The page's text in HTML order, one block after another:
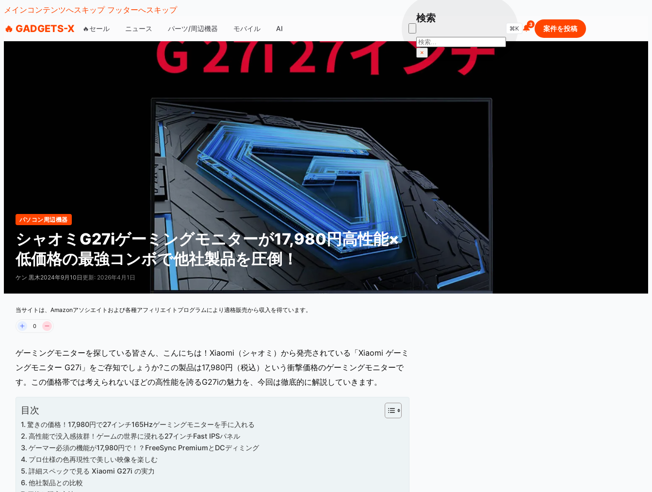
メインコンテンツへスキップ フッターへスキップ
🔥 GADGETS-X 🔥セール ニュース パーツ/周辺機器 モバイル AI
検索
検
索×
商品・セールを検索...
⌘K 🔔 案件を投稿
パソコン周辺機器
シャオミG27iゲーミングモニターが17,980円高性能×
低価格の最強コンボで他社製品を圧倒！
ケン 黒木2024年9月10日更新: 2026年4月1日
当サイトは、Amazonアソシエイトおよび各種アフィリエイトプログラムにより適格販売から収入を得ています。
0
ゲーミングモニターを探している皆さん、こんにちは！Xiaomi（シャオミ）から発売されている「Xiaomi ゲーミ
ングモニター G27i」をご存知でしょうか?この製品は17,980円（税込）という衝撃価格のゲーミングモニターで
す。この価格帯では考えられないほどの高性能を誇るG27iの魅力を、今回は徹底的に解説していきます。
目次
驚きの価格！17,980円で27インチ165Hzゲーミングモニターを手に入れる
高性能で没入感抜群！ゲームの世界に浸れる27インチFast IPSパネル
ゲーマー必須の機能が17,980円で！？FreeSync PremiumとDCディミング
プロ仕様の色再現性で美しい映像を楽しむ
詳細スペックで見る Xiaomi G27i の実力
他社製品との比較